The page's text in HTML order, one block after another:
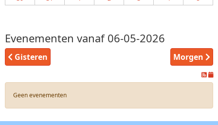
Evenementen vanaf 06-05-2026
Gisteren Morgen
Geen evenementen